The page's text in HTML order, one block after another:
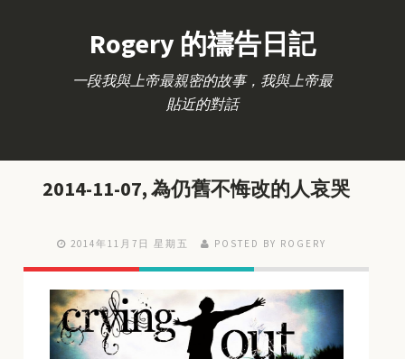
Rogery 的禱告日記
一段我與上帝最親密的故事，我與上帝最
貼近的對話
2014-11-07, 為仍舊不悔改的人哀哭
2014年11月7日 星期五 POSTED BY ROGERY